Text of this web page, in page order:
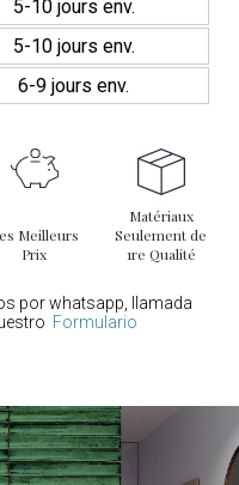
5-10 jours env.
5-10 jours env.
6-9 jours env.
Meilleurs
Prix
Matériaux
Seulement de
1re Qualité
por whatsapp, llamada
Formulario